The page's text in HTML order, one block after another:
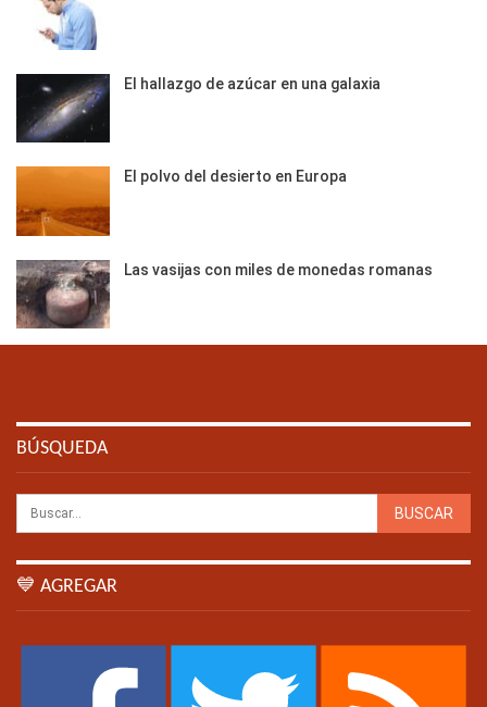
El hallazgo de azúcar en una galaxia
El polvo del desierto en Europa
Las vasijas con miles de monedas romanas
BÚSQUEDA
💙 AGREGAR